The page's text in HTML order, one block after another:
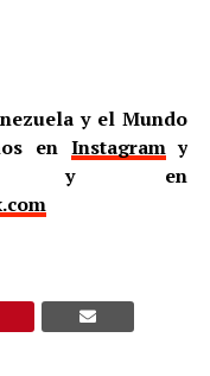
y el Mundo
en Instagramy
en